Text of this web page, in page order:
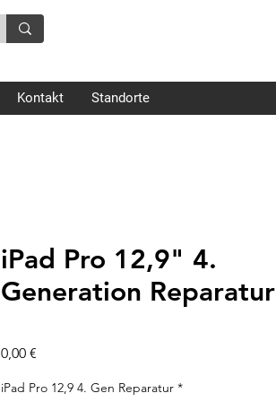
Kontakt Standorte
iPad Pro 12,9" 4.
Generation Reparatur
0,00 €
iPad Pro 12,9 4. Gen Reparatur *